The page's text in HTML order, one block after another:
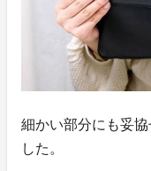
細かい部分にも妥
した。